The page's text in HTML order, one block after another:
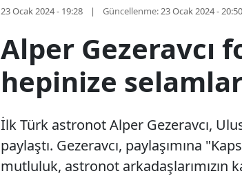
23 Ocak 2024 - 19:28 Güncellenme:23 Ocak 2024 - 20:50
Alper Gezeravcı
hepinize
İlk Türk astronot Alper Gezeravcı,
paylaştı. Gezeravcı, paylaşımına
mutluluk, astronot arkadaşlarımızın